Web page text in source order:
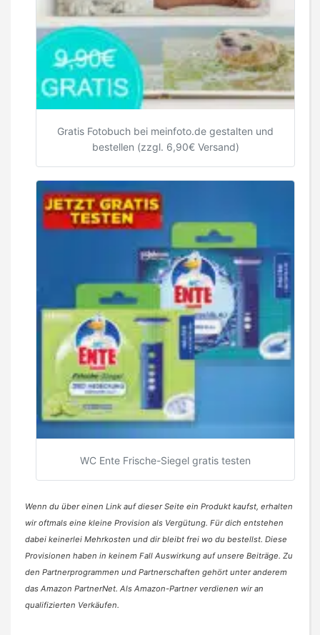
Gratis Fotobuch bei meinfoto.de gestalten und
bestellen (zzgl. 6,90€ Versand)
WC Ente Frische-Siegel gratis testen
Wenn du über einen Link auf dieser Seite ein Produkt kaufst, erhalten
wir oftmals eine kleine Provision als Vergütung. Für dich entstehen
dabei keinerlei Mehrkosten und dir bleibt frei wo du bestellst. Diese
Provisionen haben in keinem Fall Auswirkung auf unsere Beiträge. Zu
den Partnerprogrammen und Partnerschaften gehört unter anderem
das Amazon PartnerNet. Als Amazon-Partner verdienen wir an
qualifizierten Verkäufen.